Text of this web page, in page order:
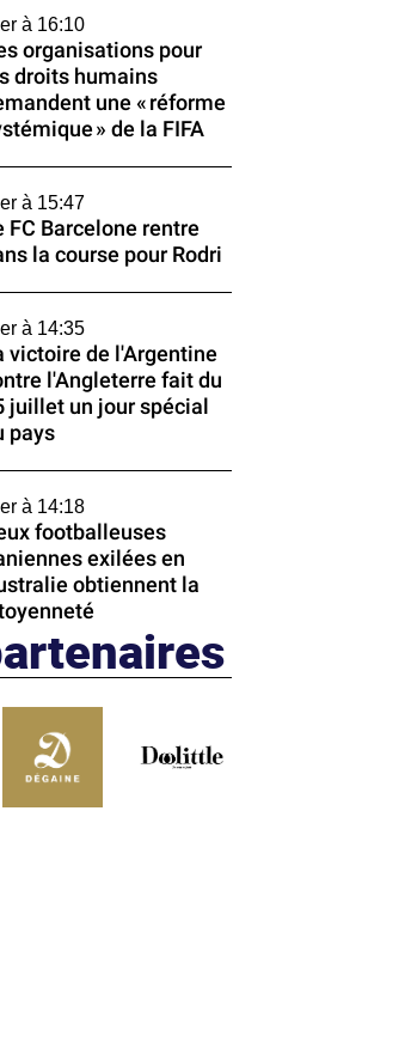
à 16:10
organisations pour
droits humains
une « réforme
» de la FIFA
à 15:47
FC Barcelone rentre
la course pour Rodri
à 14:35
victoire de l'Argentine
l'Angleterre fait du
juillet un jour spécial
pays
à 14:18
footballeuses
exilées en
obtiennent la